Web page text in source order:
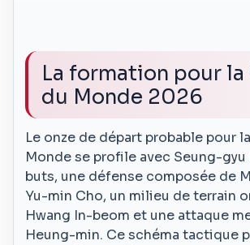
La formation pour la
du Monde 2026
Le onze de départ probable pour
Monde se profile avec Seung-gyu
buts, une défense composée de
Yu-min Cho, un milieu de terrain
Hwang In-beom et une attaque
Heung-min. Ce schéma tactique